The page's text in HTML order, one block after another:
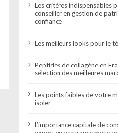
Les critères indispensables
conseiller en gestion de
confiance
Les meilleurs looks pour le
Peptides de collagène en
sélection des meilleures
Les points faibles de votre
isoler
L’importance capitale de